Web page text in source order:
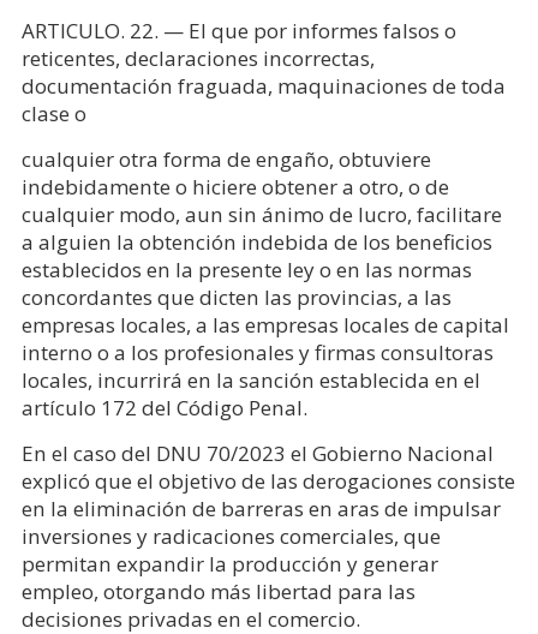
ARTICULO. 22. — El que por informes falsos o
reticentes, declaraciones incorrectas,
documentación fraguada, maquinaciones de toda
clase o
cualquier otra forma de engaño, obtuviere
indebidamente o hiciere obtener a otro, o de
cualquier modo, aun sin ánimo de lucro, facilitare
a alguien la obtención indebida de los beneficios
establecidos en la presente ley o en las normas
concordantes que dicten las provincias, a las
empresas locales, a las empresas locales de capital
interno o a los profesionales y firmas consultoras
locales, incurrirá en la sanción establecida en el
artículo 172 del Código Penal.
En el caso del DNU 70/2023 el Gobierno Nacional
explicó que el objetivo de las derogaciones consiste
en la eliminación de barreras en aras de impulsar
inversiones y radicaciones comerciales, que
permitan expandir la producción y generar
empleo, otorgando más libertad para las
decisiones privadas en el comercio.